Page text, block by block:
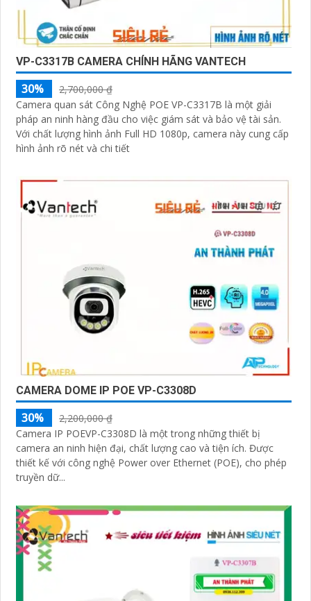
VP-C3317B CAMERA CHÍNH HÃNG VANTECH
30%
2,700,000 ₫
Camera quan sát Công Nghệ POE VP-C3317B là một giải
pháp an ninh hàng đầu cho việc giám sát và bảo vệ tài sản.
Với chất lượng hình ảnh Full HD 1080p, camera này cung cấp
hình ảnh rõ nét và chi tiết
CAMERA DOME IP POE VP-C3308D
30%
2,200,000 ₫
Camera IP POEVP-C3308D là một trong những thiết bị
camera an ninh hiện đại, chất lượng cao và tiện ích. Được
thiết kế với công nghệ Power over Ethernet (POE), cho phép
truyền dữ...